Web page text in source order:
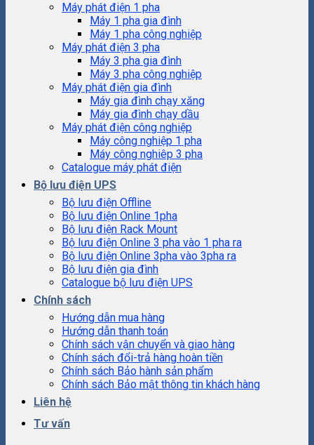
Máy phát điện 1 pha
Máy 1 pha gia đình
Máy 1 pha công nghiệp
Máy phát điện 3 pha
Máy 3 pha gia đình
Máy 3 pha công nghiệp
Máy phát điện gia đình
Máy gia đình chạy xăng
Máy gia đình chạy dầu
Máy phát điện công nghiệp
Máy công nghiệp 1 pha
Máy công nghiêp 3 pha
Catalogue máy phát điện
Bộ lưu điện UPS
Bộ lưu điện Offline
Bộ lưu điện Online 1pha
Bộ lưu điện Rack Mount
Bộ lưu điện Online 3 pha vào 1 pha ra
Bộ lưu điện Online 3pha vào 3pha ra
Bộ lưu điện gia đình
Catalogue bộ lưu điện UPS
Chính sách
Hướng dẫn mua hàng
Hướng dẫn thanh toán
Chính sách vận chuyển và giao hàng
Chính sách đổi-trả hàng hoàn tiền
Chính sách Bảo hành sản phẩm
Chính sách Bảo mật thông tin khách hàng
Liên hệ
Tư vấn